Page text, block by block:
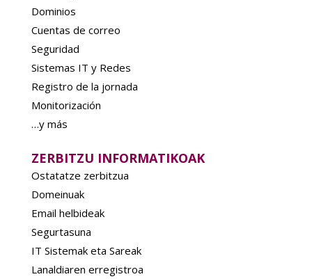
Dominios
Cuentas de correo
Seguridad
Sistemas IT y Redes
Registro de la jornada
Monitorización
…y más
ZERBITZU INFORMATIKOAK
Ostatatze zerbitzua
Domeinuak
Email helbideak
Segurtasuna
IT Sistemak eta Sareak
Lanaldiaren erregistroa